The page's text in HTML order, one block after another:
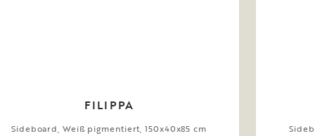
FILIPPA
Sideboard, Weiß pigmentiert, 150x40x85 cm